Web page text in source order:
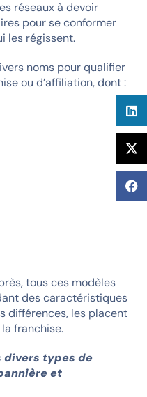
réseaux à devoir
pour se conformer
les régissent.
noms pour qualifier
ou d’affiliation, dont :
tous ces modèles
des caractéristiques
différences, les placent
franchise.
divers types de
et